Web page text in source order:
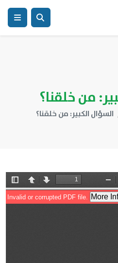
من خلقنا؟
السؤال الكبير: من خلقنا؟